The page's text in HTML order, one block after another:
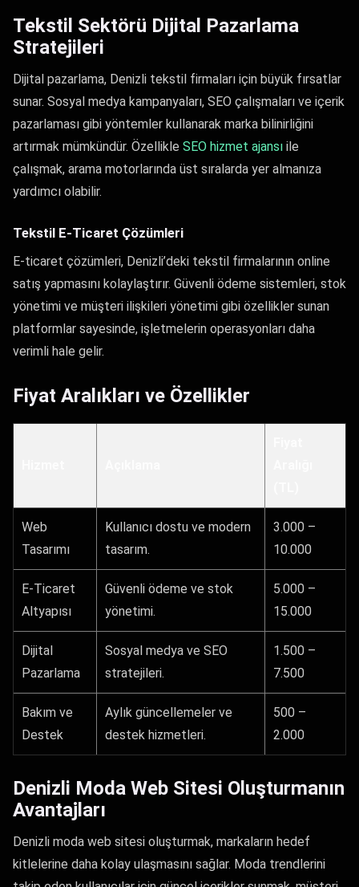
Tekstil Sektörü Dijital Pazarlama
Stratejileri
Dijital pazarlama, Denizli tekstil firmaları için büyük fırsatlar
sunar. Sosyal medya kampanyaları, SEO çalışmaları ve içerik
pazarlaması gibi yöntemler kullanarak marka bilinirliğini
artırmak mümkündür. Özellikle SEO hizmet ajansı ile
çalışmak, arama motorlarında üst sıralarda yer almanıza
yardımcı olabilir.
Tekstil E-Ticaret Çözümleri
E-ticaret çözümleri, Denizli’deki tekstil firmalarının online
satış yapmasını kolaylaştırır. Güvenli ödeme sistemleri, stok
yönetimi ve müşteri ilişkileri yönetimi gibi özellikler sunan
platformlar sayesinde, işletmelerin operasyonları daha
verimli hale gelir.
Fiyat Aralıkları ve Özellikler
Web
Tasarımı
Kullanıcı dostu ve modern
tasarım.
3.000 –
10.000
E-Ticaret
Altyapısı
Güvenli ödeme ve stok
yönetimi.
5.000 –
15.000
Dijital
Pazarlama
Sosyal medya ve SEO
stratejileri.
1.500 –
7.500
Bakım ve
Destek
Aylık güncellemeler ve
destek hizmetleri.
500 –
2.000
Denizli Moda Web Sitesi Oluşturmanın
Avantajları
Denizli moda web sitesi oluşturmak, markaların hedef
kitlelerine daha kolay ulaşmasını sağlar. Moda trendlerini